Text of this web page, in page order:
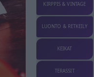
KIRPPIS & VINTAGE
LUONTO & RETKEILY
KEIKAT
TERASSIT